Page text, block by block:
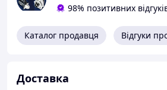
Характеристики:
98% позитивних
Каталог продавця Відгуки
Доставка